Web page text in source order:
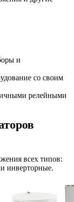
и
со своим
релейными
всех типов:
инверторные.